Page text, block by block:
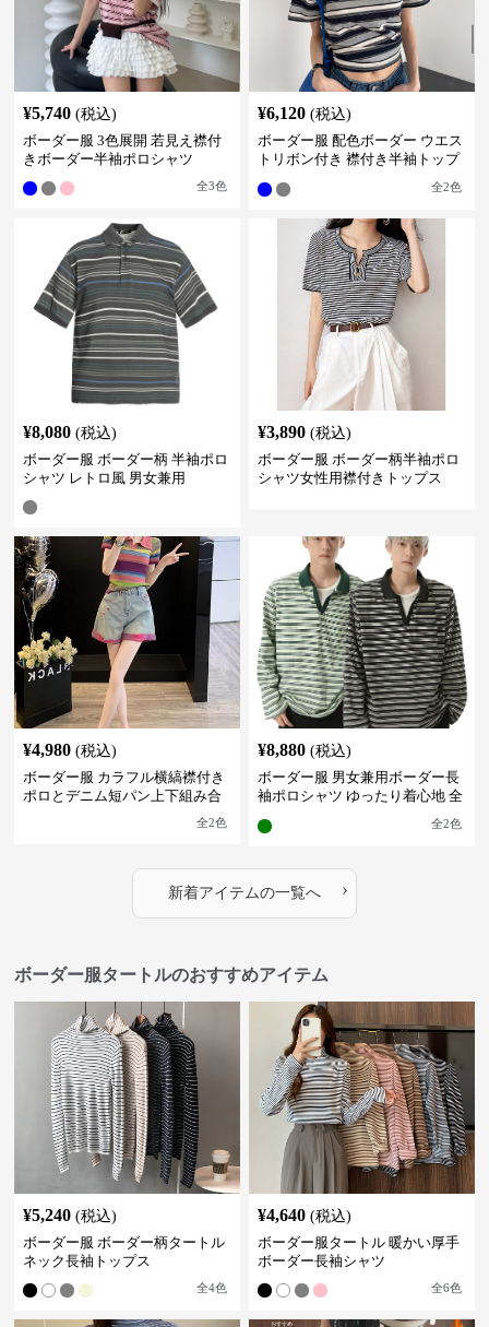
¥5,740 (税込)
ボーダー服 3色展開 若見え襟付
きボーダー半袖ポロシャツ
全3色
¥6,120 (税込)
ボーダー服 配色ボーダー ウエス
トリボン付き 襟付き半袖トップ
全2色
¥8,080 (税込)
ボーダー服 ボーダー柄 半袖ポロ
シャツ レトロ風 男女兼用
¥3,890 (税込)
ボーダー服 ボーダー柄半袖ポロ
シャツ女性用襟付きトップス
¥4,980 (税込)
ボーダー服 カラフル横縞襟付き
ポロとデニム短パン上下組み合
全2色
¥8,880 (税込)
ボーダー服 男女兼用ボーダー長
袖ポロシャツ ゆったり着心地 全
全2色
新着アイテムの一覧へ ›
ボーダー服タートルのおすすめアイテム
¥5,240 (税込)
ボーダー服 ボーダー柄タートル
ネック長袖トップス
全4色
¥4,640 (税込)
ボーダー服タートル 暖かい厚手
ボーダー長袖シャツ
全6色